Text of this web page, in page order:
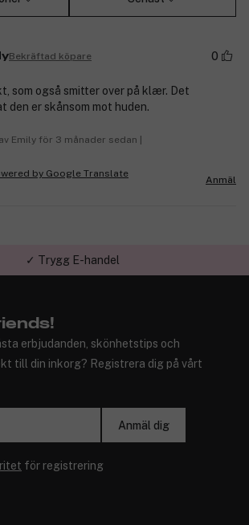
Bekräftad köpare 0
som også smitter over på klær. Det
den er skånsom mot huden.
Emily för 3 månader sedan |
Anmäl
✓ Trygg E-handel
erbjudanden, skönhetstips och
till din inkorg? Registrera dig på vårt
Anmäl dig
för registrering